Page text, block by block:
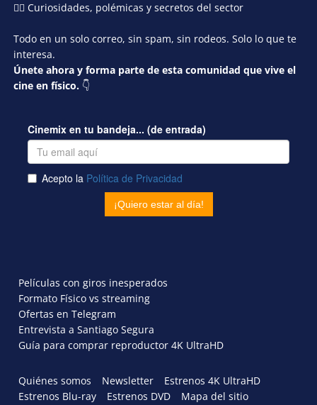
🕵️‍♂️ Curiosidades, polémicas y secretos del sector
Todo en un solo correo, sin spam, sin rodeos. Solo lo que te
interesa.
Únete ahora y forma parte de esta comunidad que vive el
cine en físico. 👇
Películas con giros inesperados
Formato Físico vs streaming
Ofertas en Telegram
Entrevista a Santiago Segura
Guía para comprar reproductor 4K UltraHD
Quiénes somos Newsletter
Estrenos 4K UltraHD
Estrenos Blu-ray
Estrenos DVD Mapa del sitio